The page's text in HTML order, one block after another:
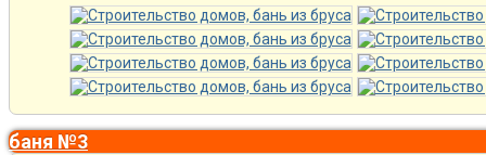
баня №3